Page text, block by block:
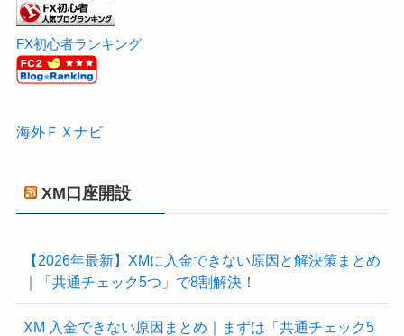
FX初心者ランキング
海外ＦＸナビ
XM口座開設
【2026年最新】XMに入金できない原因と解決策まとめ
｜「共通チェック5つ」で8割解決！
XM 入金できない原因まとめ｜まずは「共通チェック5